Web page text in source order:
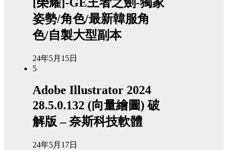
[榮耀]-GE王者之劍-獨家
姿勢/角色/最新韓服角
色/自製大型副本
24年5月15日
5
Adobe Illustrator 2024
28.5.0.132 (向量繪圖) 破
解版 – 奈斯科技軟體
24年5月17日